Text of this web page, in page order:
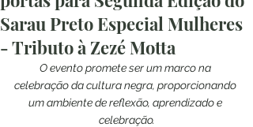
Sarau Preto Especial Mulheres
- Tributo à Zezé Motta
O evento promete ser um marco na
celebração da cultura negra, proporcionando
um ambiente de reflexão, aprendizado e
celebração.